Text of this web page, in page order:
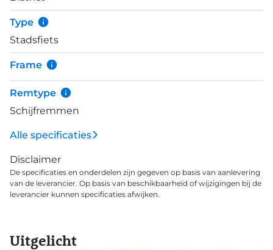
handgrepen, spatborden, een verstelbare stuurpen,
MIK-compatibele bagagedrager achter en brede,
stabiele 40c-banden met reflecterende zijkanten
bij. District 4 Equipped is een prachtige stadsfiets
die superleuk is om mee door de stad te fietsen. Hij
heeft een gestroomlijnd, elegant ontwerp, is
voorzien van een stille Gates-riem en met de
meegeleverde accessoires is hij fun en gemakkelijk
om te rijden.
Type
Stadsfiets
Frame
Remtype
Schijfremmen
Alle specificaties
Disclaimer
De specificaties en onderdelen zijn gegeven op basis van aanlevering
van de leverancier. Op basis van beschikbaarheid of wijzigingen bij de
leverancier kunnen specificaties afwijken.
Uitgelicht